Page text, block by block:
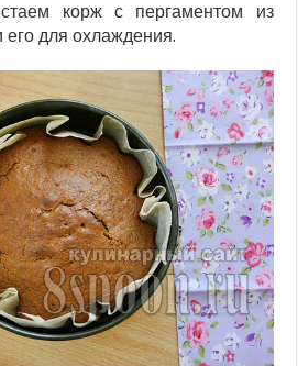
корж с пергаментом из
для охлаждения.